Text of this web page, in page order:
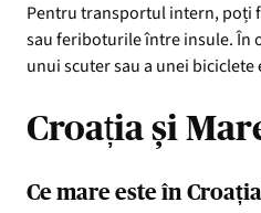
Pentru transportul intern, poți
sau feriboturile între insule. În
unui scuter sau a unei
Croația și
Ce mare este în